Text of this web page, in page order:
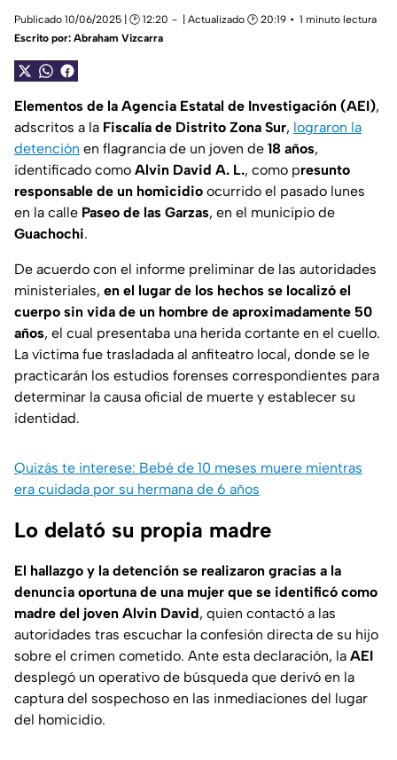
Publicado 10/06/2025 | 🕑 12:20 | Actualizado 🕑 20:19
1 minuto lectura
Escrito por: Abraham Vizcarra
Elementos de la Agencia Estatal de Investigación (AEI),
adscritos a la Fiscalía de Distrito Zona Sur, lograron la
detención en flagrancia de un joven de 18 años,
identificado como Alvin David A. L., como presunto
responsable de un homicidio ocurrido el pasado lunes
en la calle Paseo de las Garzas, en el municipio de
Guachochi.
De acuerdo con el informe preliminar de las autoridades
ministeriales, en el lugar de los hechos se localizó el
cuerpo sin vida de un hombre de aproximadamente 50
años, el cual presentaba una herida cortante en el cuello.
La víctima fue trasladada al anfiteatro local, donde se le
practicarán los estudios forenses correspondientes para
determinar la causa oficial de muerte y establecer su
identidad.
Quizás te interese: Bebé de 10 meses muere mientras
era cuidada por su hermana de 6 años
Lo delató su propia madre
El hallazgo y la detención se realizaron gracias a la
denuncia oportuna de una mujer que se identificó como
madre del joven Alvin David, quien contactó a las
autoridades tras escuchar la confesión directa de su hijo
sobre el crimen cometido. Ante esta declaración, la AEI
desplegó un operativo de búsqueda que derivó en la
captura del sospechoso en las inmediaciones del lugar
del homicidio.